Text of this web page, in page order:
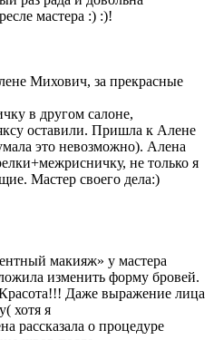
мастера :) :)!
Михович, за прекрасные
в другом салоне,
оставили. Пришла к Алене
это невозможно). Алена
не только я
Мастер своего дела:)
макияж» у мастера
изменить форму бровей.
Даже выражение лица
хотя я
рассказала о процедуре